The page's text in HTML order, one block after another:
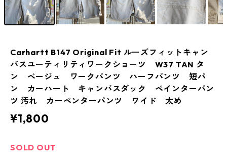
Carhartt B147 Original Fit ルーズフィットキャン
バスユーティリティワークショーツ W37 TAN タ
ン ベージュ ワークパンツ ハーフパンツ 短パ
ン カーハート キャンバスダック ペインターパン
ツ 汚れ カーペンターパンツ ワイド 太め
¥1,800
SOLD OUT